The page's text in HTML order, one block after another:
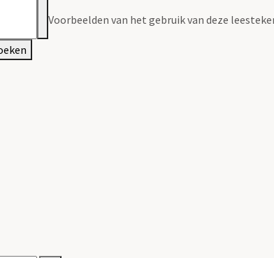
Voorbeelden van het gebruik van deze